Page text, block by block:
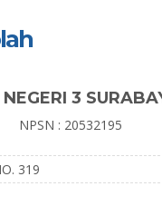
3
NPSN : 20532195
319